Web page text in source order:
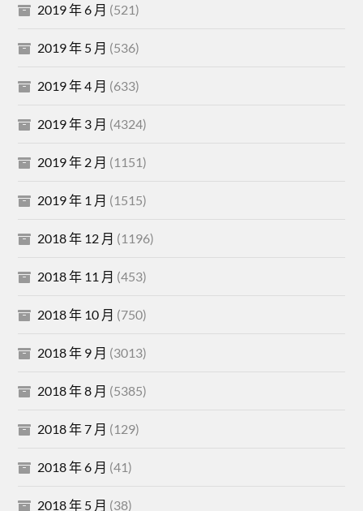
2019 年 6 月 (521)
2019 年 5 月 (536)
2019 年 4 月 (633)
2019 年 3 月 (4324)
2019 年 2 月 (1151)
2019 年 1 月 (1515)
2018 年 12 月 (1196)
2018 年 11 月 (453)
2018 年 10 月 (750)
2018 年 9 月 (3013)
2018 年 8 月 (5385)
2018 年 7 月 (129)
2018 年 6 月 (41)
2018 年 5 月 (38)